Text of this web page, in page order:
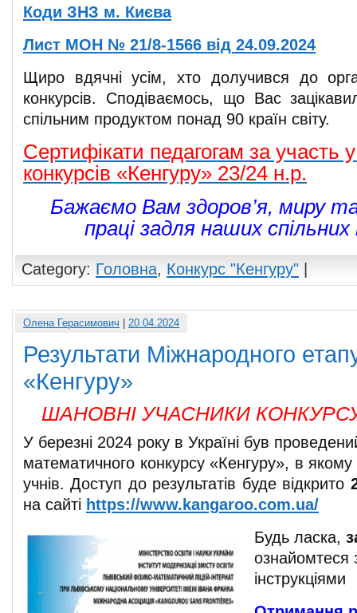
Коди ЗНЗ м. Києва
Лист МОН № 21/8-1566 від 24.09.2024
Щиро вдячні усім, хто долучився до
конкурсів. Сподіваємось, що Вас
спільним продуктом понад 90 країн світу.
Сертифікати педагогам за участь
конкурсів «Кенгуру» 23/24 н.р.
Бажаємо Вам здоров’я, миру
праці задля наших
Category: Головна, Конкурс "Кенгуру" |
Олена Герасимович | 20.04.2024
Результати Міжнародного
«Кенгуру»
ШАНОВНІ УЧАСНИКИ
У березні 2024 року в Україні був
математичного конкурсу «Кенгуру», в
учнів. Доступ до результатів буде відкрито
на сайті https://www.kangaroo.com.ua/
Будь ласка,
ознайомтеся
інструкціями